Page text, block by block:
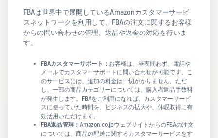
FBAは世界中で展開しているAmazonカスタマーサービ
スネットワークを利用して、FBAの注文に関するお客様
からの問い合わせの管理、返品や返金の対応を行いま
す。
FBAカスタマーサポート： お客様は、昼夜問わず、電話や
メールでカスタマーサポートに問い合わせが可能です。こ
のサービスには、追加の料金は一切かかりません。ただ
し、一部の商品カテゴリーについては、購入者返品手数料
が発生します。FBAをご利用になれば、カスタマーサービ
スに使っていた時間を、ビジネスの拡大や、休暇取得に有
効活用いただけます。
FBA返品管理： Amazon.co.jpウェブサイトからのFBAの注文
については、商品の配送に関するカスタマーサービスをす